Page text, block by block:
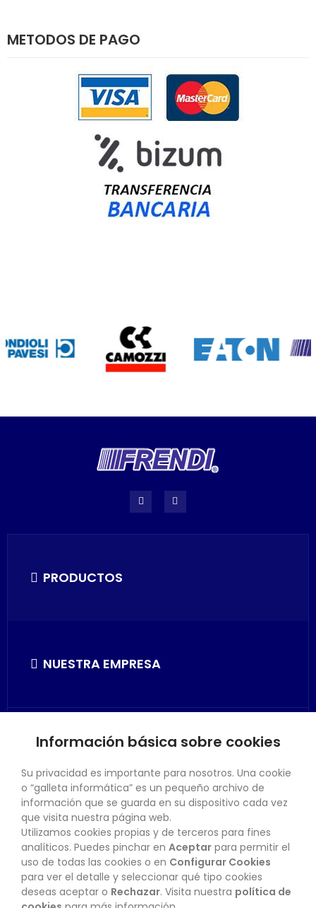
METODOS DE PAGO
PRODUCTOS
NUESTRA EMPRESA
SU CUENTA
CONTACTO
BOLETÍN
Información básica sobre cookies
Su privacidad es importante para nosotros. Una cookie
o “galleta informática” es un pequeño archivo de
información que se guarda en su dispositivo cada vez
que visita nuestra página web.
Utilizamos cookies propias y de terceros para fines
analíticos. Puedes pinchar en Aceptar para permitir el
uso de todas las cookies o en Configurar Cookies
para ver el detalle y seleccionar qué tipo cookies
deseas aceptar o Rechazar. Visita nuestra política de